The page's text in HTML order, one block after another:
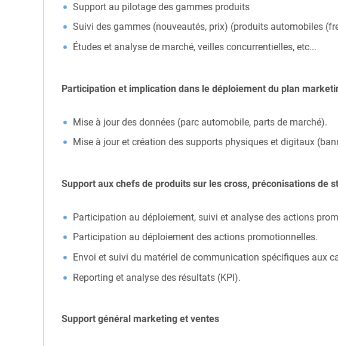
Support au pilotage des gammes produits
Suivi des gammes (nouveautés, prix) (produits automobiles
Études et analyse de marché, veilles concurrentielles, etc...
Participation et implication dans le déploiement du plan
Mise à jour des données (parc automobile, parts de marché).
Mise à jour et création des supports physiques et digitaux
Support aux chefs de produits sur les cross, préconisations de
Participation au déploiement, suivi et analyse des actions
Participation au déploiement des actions promotionnelles.
Envoi et suivi du matériel de communication spécifiques aux
Reporting et analyse des résultats (KPI).
Support général marketing et ventes